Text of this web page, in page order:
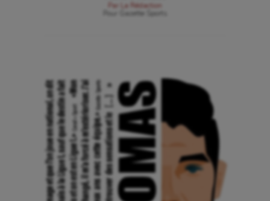
Par
La Rédaction
Gazette Sports